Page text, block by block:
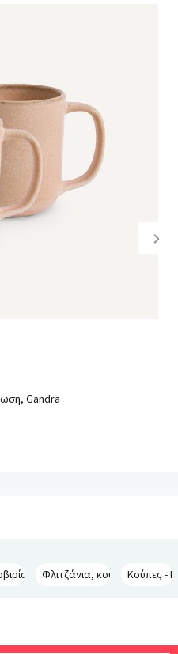
Gandra
Interieurs- La Redoute Interieurs
Φλιτζάνια, κούπες, μπολ -
Κούπες -